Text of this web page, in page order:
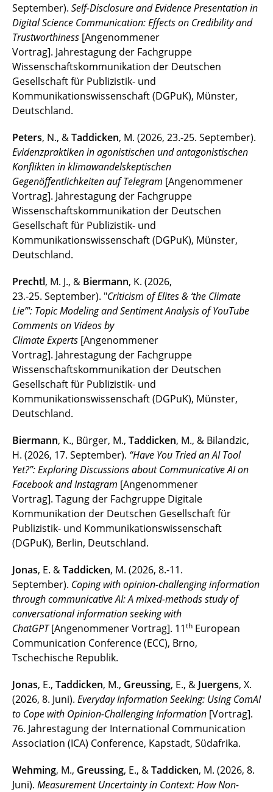
September). Self-Disclosure and Evidence Presentation in
Digital Science Communication: Effects on Credibility and
Trustworthiness [Angenommener
Vortrag]. Jahrestagung der Fachgruppe
Wissenschaftskommunikation der Deutschen
Gesellschaft für Publizistik- und
Kommunikationswissenschaft (DGPuK), Münster,
Deutschland.
Peters, N., &Taddicken, M. (2026, 23.-25. September).
Evidenzpraktiken in agonistischen und antagonistischen
Konflikten in klimawandelskeptischen
Gegenöffentlichkeiten auf Telegram [Angenommener
Vortrag]. Jahrestagung der Fachgruppe
Wissenschaftskommunikation der Deutschen
Gesellschaft für Publizistik- und
Kommunikationswissenschaft (DGPuK), Münster,
Deutschland.
Prechtl, M. J., & Biermann, K. (2026,
23.-25. September). "Criticism of Elites & ‘the Climate
Lie’": Topic Modeling and Sentiment Analysis of YouTube
Commentson Videos by
ClimateExperts [Angenommener
Vortrag]. Jahrestagung der Fachgruppe
Wissenschaftskommunikation der Deutschen
Gesellschaft für Publizistik- und
Kommunikationswissenschaft (DGPuK), Münster,
Deutschland.
Biermann, K., Bürger, M., Taddicken, M., & Bilandzic,
H. (2026, 17. September). “Have You Tried an AI Tool
Yet?”: Exploring Discussions about Communicative AI on
Facebook and Instagram [Angenommener
Vortrag]. Tagung der Fachgruppe Digitale
Kommunikation der Deutschen Gesellschaft für
Publizistik- und Kommunikationswissenschaft
(DGPuK), Berlin, Deutschland.
Jonas, E. &Taddicken, M. (2026, 8.-11.
September). Coping with opinion-challenging information
through communicative AI: A mixed-methods study of
conversational information seeking with
ChatGPT[Angenommener Vortrag]. 11th European
Communication Conference (ECC), Brno,
Tschechische Republik.
Jonas, E., Taddicken, M., Greussing, E., & Juergens, X.
(2026, 8. Juni). Everyday Information Seeking: Using ComAI
to Cope with Opinion-Challenging Information [Vortrag].
76. Jahrestagung der International Communication
Association (ICA) Conference, Kapstadt, Südafrika.
Wehming, M., Greussing, E., &Taddicken, M. (2026, 8.
Juni). Measurement Uncertainty in Context: How Non-